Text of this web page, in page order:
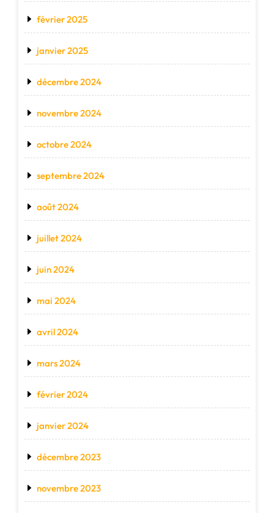
février 2025
janvier 2025
décembre 2024
novembre 2024
octobre 2024
septembre 2024
août 2024
juillet 2024
juin 2024
mai 2024
avril 2024
mars 2024
février 2024
janvier 2024
décembre 2023
novembre 2023